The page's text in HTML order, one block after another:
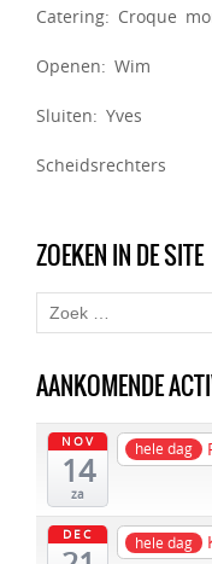
Catering: Croque
Openen: Wim
Sluiten: Yves
Scheidsrechters
ZOEKEN IN DE SITE
AANKOMENDE
NOV
14
za
hele dag
DEC hele dag